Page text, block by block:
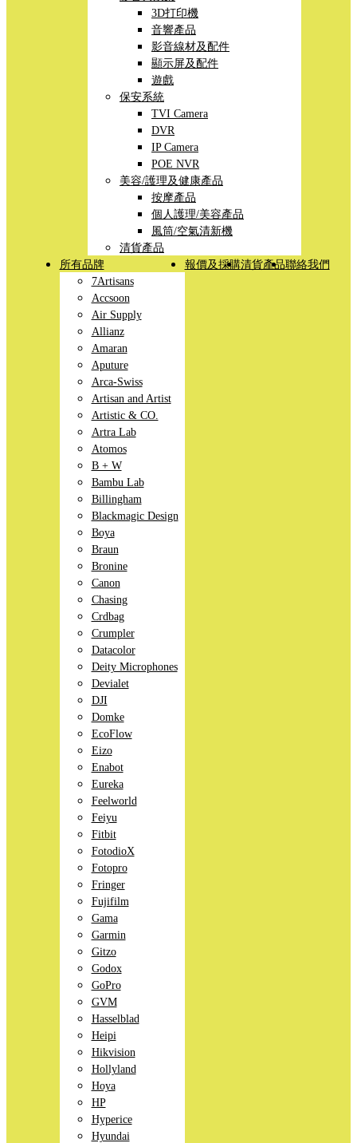
3D打印機
音響產品
影音線材及配件
顯示屏及配件
遊戲
保安系統
TVI Camera
DVR
IP Camera
POE NVR
美容/護理及健康產品
按摩產品
個人護理/美容產品
風筒/空氣清新機
清貨產品
所有品牌
7Artisans
Accsoon
Air Supply
Allianz
Amaran
Aputure
Arca-Swiss
Artisan and Artist
Artistic & CO.
Artra Lab
Atomos
B + W
Bambu Lab
Billingham
Blackmagic Design
Boya
Braun
Bronine
Canon
Chasing
Crdbag
Crumpler
Datacolor
Deity Microphones
Devialet
DJI
Domke
EcoFlow
Eizo
Enabot
Eureka
Feelworld
Feiyu
Fitbit
FotodioX
Fotopro
Fringer
Fujifilm
Gama
Garmin
Gitzo
Godox
GoPro
GVM
Hasselblad
Heipi
Hikvision
Hollyland
Hoya
HP
Hyperice
Hyundai
報價及採購清貨產品聯絡我們